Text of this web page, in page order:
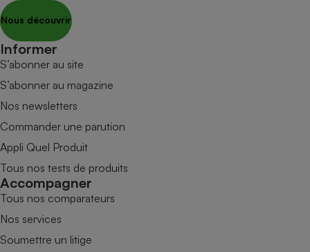
Nous découvrir
Informer
S’abonner au site
S’abonner au magazine
Nos newsletters
Commander une parution
Appli Quel Produit
Tous nos tests de produits
Accompagner
Tous nos comparateurs
Nos services
Soumettre un litige